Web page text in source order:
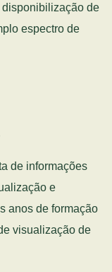
disponibilização de
espectro de
de informações
e
anos de formação
visualização de